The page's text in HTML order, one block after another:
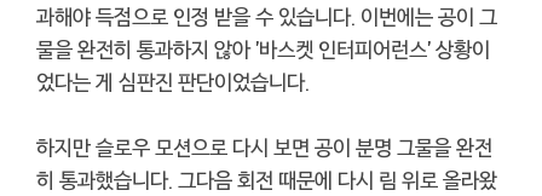
과해야 득점으로 인정 받을 수 있습니다. 이번에는 공이 그
물을 완전히 통과하지 않아 '바스켓 인터피어런스' 상황이
었다는 게 심판진 판단이었습니다.
하지만 슬로우 모션으로 다시 보면 공이 분명 그물을 완전
히 통과했습니다. 그다음 회전 때문에 다시 림 위로 올라왔